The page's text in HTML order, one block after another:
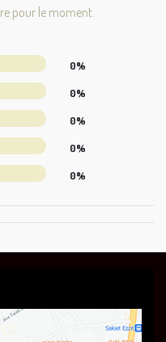
pour le moment.
0%
0%
0%
0%
0%